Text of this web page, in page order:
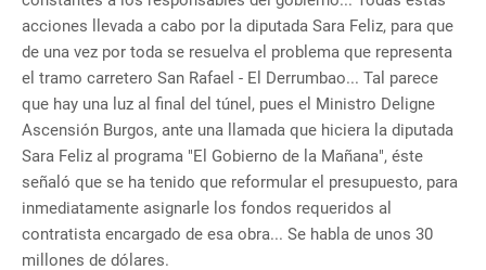
acciones llevada a cabo por la diputada Sara Feliz, para que
de una vez por toda se resuelva el problema que representa
el tramo carretero San Rafael - El Derrumbao... Tal parece
que hay una luz al final del túnel, pues el Ministro Deligne
Ascensión Burgos, ante una llamada que hiciera la diputada
Sara Feliz al programa "El Gobierno de la Mañana", éste
señaló que se ha tenido que reformular el presupuesto, para
inmediatamente asignarle los fondos requeridos al
contratista encargado de esa obra... Se habla de unos 30
millones de dólares.